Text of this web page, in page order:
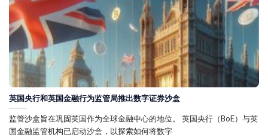
英国央行和英国金融行为监管局推出数字证券沙盒
监管沙盒旨在巩固英国作为全球金融中心的地位。 英国央行（BoE）与英
国金融监管机构已启动沙盒，以探索如何将数字